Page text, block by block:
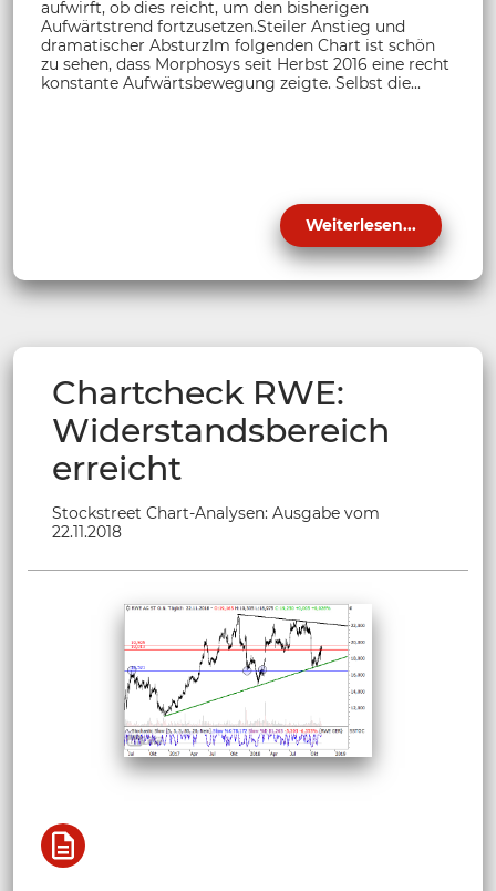
aufwirft, ob dies reicht, um den bisherigen
Aufwärtstrend fortzusetzen.Steiler Anstieg und
dramatischer AbsturzIm folgenden Chart ist schön
zu sehen, dass Morphosys seit Herbst 2016 eine recht
konstante Aufwärtsbewegung zeigte. Selbst die...
Weiterlesen...
Chartcheck RWE:
Widerstandsbereich
erreicht
Stockstreet Chart-Analysen: Ausgabe vom
22.11.2018